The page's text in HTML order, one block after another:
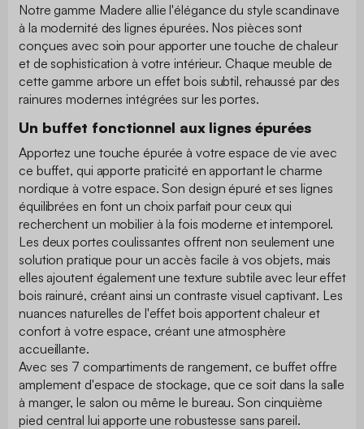
Notre gamme Madere allie l'élégance du style scandinave
à la modernité des lignes épurées. Nos pièces sont
conçues avec soin pour apporter une touche de chaleur
et de sophistication à votre intérieur. Chaque meuble de
cette gamme arbore un effet bois subtil, rehaussé par des
rainures modernes intégrées sur les portes.
Un buffet fonctionnel aux lignes épurées
Apportez une touche épurée à votre espace de vie avec
ce buffet, qui apporte praticité en apportant le charme
nordique à votre espace. Son design épuré et ses lignes
équilibrées en font un choix parfait pour ceux qui
recherchent un mobilier à la fois moderne et intemporel.
Les deux portes coulissantes offrent non seulement une
solution pratique pour un accès facile à vos objets, mais
elles ajoutent également une texture subtile avec leur effet
bois rainuré, créant ainsi un contraste visuel captivant. Les
nuances naturelles de l'effet bois apportent chaleur et
confort à votre espace, créant une atmosphère
accueillante.
Avec ses 7 compartiments de rangement, ce buffet offre
amplement d'espace de stockage, que ce soit dans la salle
à manger, le salon ou même le bureau. Son cinquième
pied central lui apporte une robustesse sans pareil.